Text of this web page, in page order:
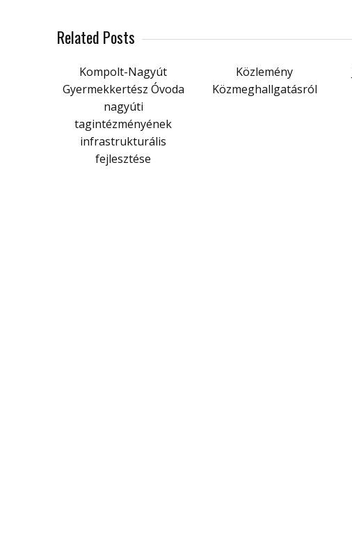
Related Posts
Kompolt-Nagyút
Gyermekkertész Óvoda
nagyúti
tagintézményének
infrastrukturális
fejlesztése
Közlemény
Közmeghallgatásról